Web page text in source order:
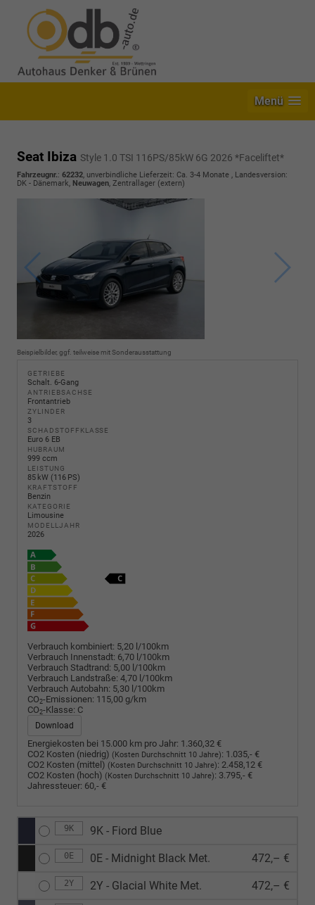
Menü
Seat Ibiza Style 1.0 TSI 116PS/85kW 6G 2026 *Faceliftet*
Fahrzeugnr.: 62232, unverbindliche Lieferzeit: Ca. 3-4 Monate , Landesversion:
DK - Dänemark, Neuwagen, Zentrallager (extern)
Beispielbilder, ggf. teilweise mit Sonderausstattung
GETRIEBE
Schalt. 6-Gang
ANTRIEBSACHSE
Frontantrieb
ZYLINDER
3
SCHADSTOFFKLASSE
Euro 6 EB
HUBRAUM
999 ccm
LEISTUNG
85 kW (116 PS)
KRAFTSTOFF
Benzin
KATEGORIE
Limousine
MODELLJAHR
2026
Verbrauch kombiniert: 5,20 l/100km
Verbrauch Innenstadt: 6,70 l/100km
Verbrauch Stadtrand: 5,00 l/100km
Verbrauch Landstraße: 4,70 l/100km
Verbrauch Autobahn: 5,30 l/100km
CO2-Emissionen: 115,00 g/km
CO2-Klasse: C
Download
Energiekosten bei 15.000 km pro Jahr: 1.360,32 €
CO2 Kosten (niedrig) (Kosten Durchschnitt 10 Jahre): 1.035,- €
CO2 Kosten (mittel) (Kosten Durchschnitt 10 Jahre): 2.458,12 €
CO2 Kosten (hoch) (Kosten Durchschnitt 10 Jahre): 3.795,- €
Jahressteuer: 60,- €
9K 9K - Fiord Blue
0E 0E - Midnight Black Met. 472,– €
2Y 2Y - Glacial White Met. 472,– €